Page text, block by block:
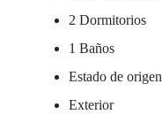
2 Dormitorios
1 Baños
Estado de origen
Exterior